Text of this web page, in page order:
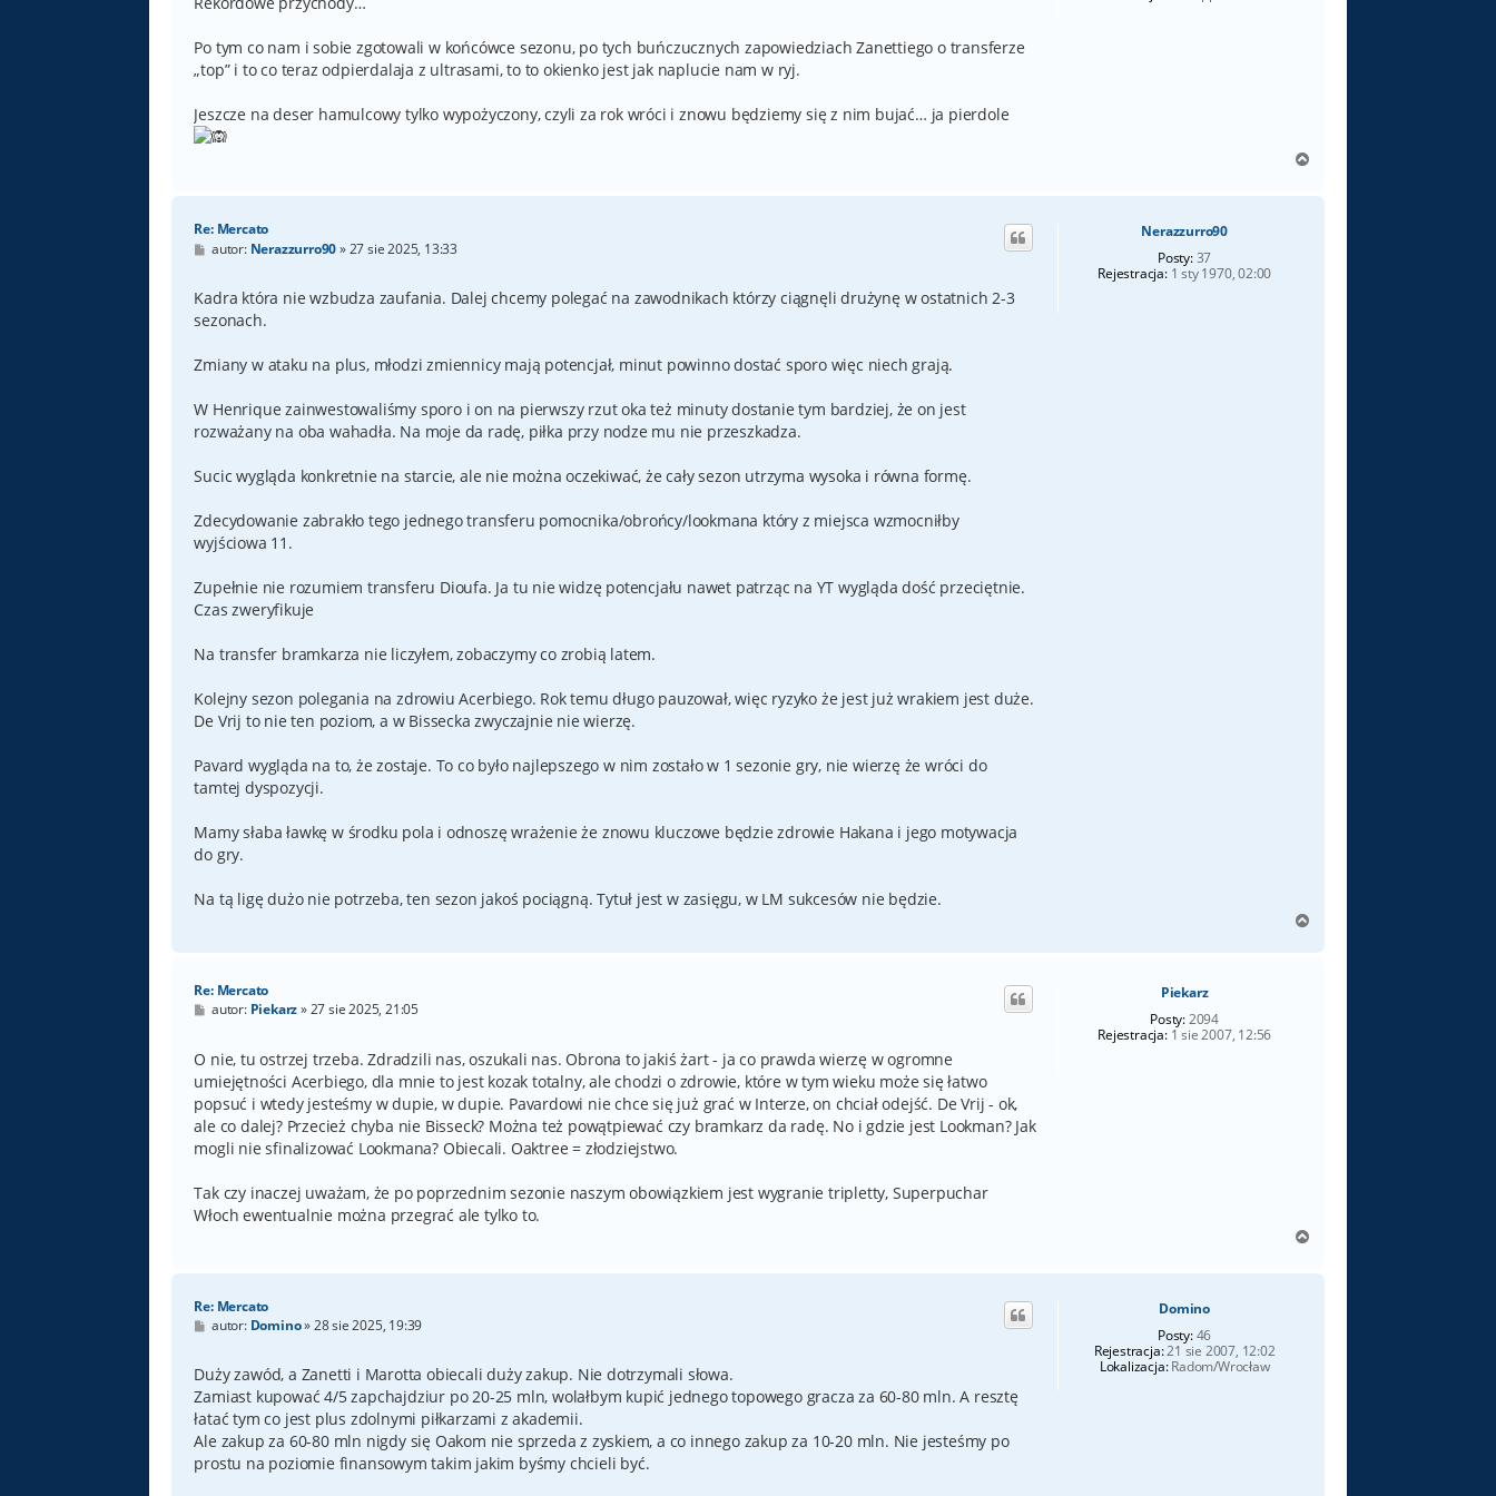
Po tym co nam i sobie zgotowali w końcówce sezonu, po tych buńczucznych zapowiedziach Zanettiego o transferze
„top” i to co teraz odpierdalaja z ultrasami, to to okienko jest jak naplucie nam w ryj.
Jeszcze na deser hamulcowy tylko wypożyczony, czyli za rok wróci i znowu będziemy się z nim bujać… ja pierdole
g
Nerazzurro90
Posty:37
Rejestracja:1 sty 1970, 02:00
Re: Mercato
P
t
autor: Nerazzurro90»27 sie 2025, 13:33
Kadra która nie wzbudza zaufania. Dalej chcemy polegać na zawodnikach którzy ciągnęli drużynę w ostatnich 2-3
sezonach.
Zmiany w ataku na plus, młodzi zmiennicy mają potencjał, minut powinno dostać sporo więc niech grają.
W Henrique zainwestowaliśmy sporo i on na pierwszy rzut oka też minuty dostanie tym bardziej, że on jest
rozważany na oba wahadła. Na moje da radę, piłka przy nodze mu nie przeszkadza.
Sucic wygląda konkretnie na starcie, ale nie można oczekiwać, że cały sezon utrzyma wysoka i równa formę.
Zdecydowanie zabrakło tego jednego transferu pomocnika/obrońcy/lookmana który z miejsca wzmocniłby
wyjściowa 11.
Zupełnie nie rozumiem transferu Dioufa. Ja tu nie widzę potencjału nawet patrząc na YT wygląda dość przeciętnie.
Czas zweryfikuje
Na transfer bramkarza nie liczyłem, zobaczymy co zrobią latem.
Kolejny sezon polegania na zdrowiu Acerbiego. Rok temu długo pauzował, więc ryzyko że jest już wrakiem jest duże.
De Vrij to nie ten poziom, a w Bissecka zwyczajnie nie wierzę.
Pavard wygląda na to, że zostaje. To co było najlepszego w nim zostało w 1 sezonie gry, nie wierzę że wróci do
tamtej dyspozycji.
Mamy słaba ławkę w środku pola i odnoszę wrażenie że znowu kluczowe będzie zdrowie Hakana i jego motywacja
do gry.
Na tą ligę dużo nie potrzeba, ten sezon jakoś pociągną. Tytuł jest w zasięgu, w LM sukcesów nie będzie.
g
Piekarz
Posty:2094
Rejestracja:1 sie 2007, 12:56
Re: Mercato
P
t
autor: Piekarz»27 sie 2025, 21:05
O nie, tu ostrzej trzeba. Zdradzili nas, oszukali nas. Obrona to jakiś żart - ja co prawda wierzę w ogromne
umiejętności Acerbiego, dla mnie to jest kozak totalny, ale chodzi o zdrowie, które w tym wieku może się łatwo
popsuć i wtedy jesteśmy w dupie, w dupie. Pavardowi nie chce się już grać w Interze, on chciał odejść. De Vrij - ok,
ale co dalej? Przecież chyba nie Bisseck? Można też powątpiewać czy bramkarz da radę. No i gdzie jest Lookman? Jak
mogli nie sfinalizować Lookmana? Obiecali. Oaktree = złodziejstwo.
Tak czy inaczej uważam, że po poprzednim sezonie naszym obowiązkiem jest wygranie tripletty, Superpuchar
Włoch ewentualnie można przegrać ale tylko to.
g
Domino
Posty:46
Rejestracja:21 sie 2007, 12:02
Lokalizacja:Radom/Wrocław
Re: Mercato
P
t
autor: Domino»28 sie 2025, 19:39
Duży zawód, a Zanetti i Marotta obiecali duży zakup. Nie dotrzymali słowa.
Zamiast kupować 4/5 zapchajdziur po 20-25 mln, wolałbym kupić jednego topowego gracza za 60-80 mln. A resztę
łatać tym co jest plus zdolnymi piłkarzami z akademii.
Ale zakup za 60-80 mln nigdy się Oakom nie sprzeda z zyskiem, a co innego zakup za 10-20 mln. Nie jesteśmy po
prostu na poziomie finansowym takim jakim byśmy chcieli być.